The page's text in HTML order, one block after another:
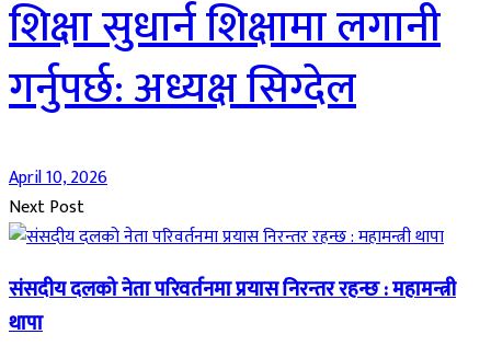
शिक्षा सुधार्न शिक्षामा लगानी
गर्नुपर्छ: अध्यक्ष सिग्देल
April 10, 2026
Next Post
संसदीय दलको नेता परिवर्तनमा प्रयास निरन्तर रहन्छ : महामन्त्री
थापा